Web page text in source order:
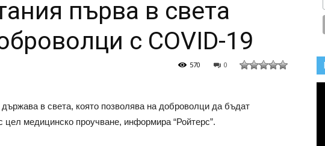
първа в света
с COVID-19
0
570
в света, която позволява на доброволци да бъдат
цел медицинско проучване, информира “Ройтерс”.